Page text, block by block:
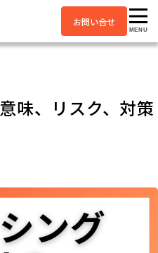
お問い合せ
MENU
意味、リスク、対策